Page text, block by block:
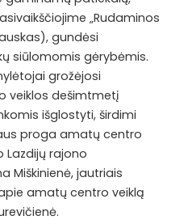
„Rudaminos
gundėsi
siūlomomis gėrybėmis.
grožėjosi
veiklos dešimtmetį
išglostyti, širdimi
proga amatų centro
Lazdijų rajono
Miškinienė, jautriais
amatų centro veiklą